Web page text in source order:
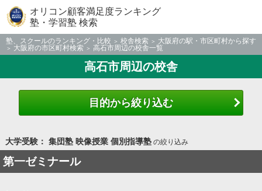
オリコン顧客満足度ランキング
塾・学習塾 検索
塾、スクールのランキング・比較 校舎検索
大阪府の駅・市区町村から探す
大阪府の市区町村検索
高石市周辺の校舎一覧
高石市周辺の校舎
目的から絞り込む
大学受験： 集団塾 映像授業 個別指導塾の絞り込み
第一ゼミナール